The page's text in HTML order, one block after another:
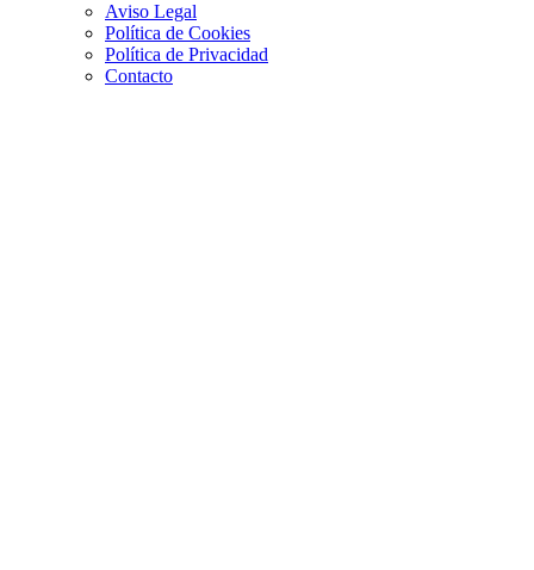
Aviso Legal
Política de Cookies
Política de Privacidad
Contacto